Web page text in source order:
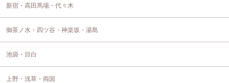
新宿・高田馬場・代々木
御茶ノ水・四ツ谷・神楽坂・湯島
池袋・目白
上野・浅草・両国